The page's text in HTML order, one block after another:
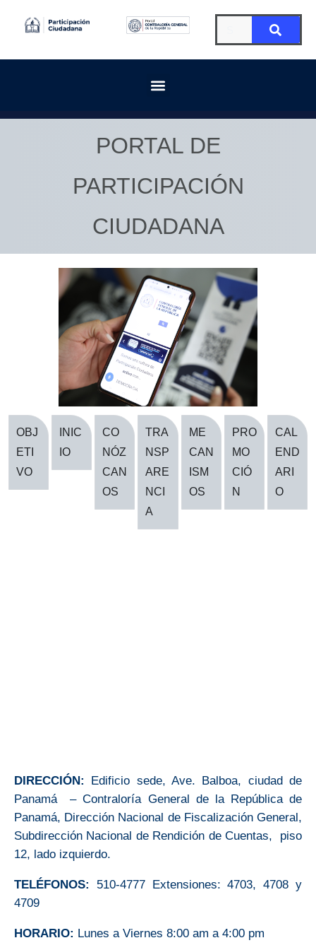
PORTAL DE
PARTICIPACIÓN
CIUDADANA
OBJ
ETI
VO
INIC
IO
CO
NÓZ
CAN
OS
TRA
NSP
ARE
NCI
A
ME
CAN
ISM
OS
PRO
MO
CIÓ
N
CAL
END
ARI
O
DIRECCIÓN:
Edificio sede, Ave. Balboa, ciudad de
Panamá – Contraloría General de la República de
Panamá, Dirección Nacional de Fiscalización General,
Subdirección Nacional de Rendición de Cuentas, piso
12, lado izquierdo.
TELÉFONOS: 510-4777 Extensiones: 4703, 4708 y
4709
HORARIO: Lunes a Viernes 8:00 am a 4:00 pm